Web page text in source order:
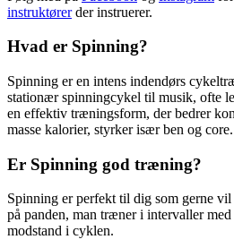
instruktører der instruerer.
Hvad er Spinning?
Spinning er en intens indendørs
stationær spinningcykel til musik, ofte
en effektiv træningsform, der bedrer
masse kalorier, styrker især ben og core.
Er Spinning god træning?
Spinning er perfekt til dig som gerne
på panden, man træner i intervaller
modstand i cyklen.